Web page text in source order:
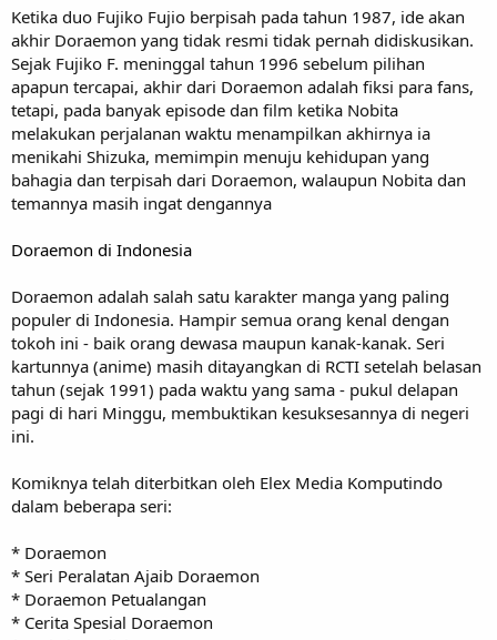
Ketika duo Fujiko Fujio berpisah pada tahun 1987, ide akan
akhir Doraemon yang tidak resmi tidak pernah didiskusikan.
Sejak Fujiko F. meninggal tahun 1996 sebelum pilihan
apapun tercapai, akhir dari Doraemon adalah fiksi para fans,
tetapi, pada banyak episode dan film ketika Nobita
melakukan perjalanan waktu menampilkan akhirnya ia
menikahi Shizuka, memimpin menuju kehidupan yang
bahagia dan terpisah dari Doraemon, walaupun Nobita dan
temannya masih ingat dengannya
Doraemon di Indonesia
Doraemon adalah salah satu karakter manga yang paling
populer di Indonesia. Hampir semua orang kenal dengan
tokoh ini - baik orang dewasa maupun kanak-kanak. Seri
kartunnya (anime) masih ditayangkan di RCTI setelah belasan
tahun (sejak 1991) pada waktu yang sama - pukul delapan
pagi di hari Minggu, membuktikan kesuksesannya di negeri
ini.
Komiknya telah diterbitkan oleh Elex Media Komputindo
dalam beberapa seri:
* Doraemon
* Seri Peralatan Ajaib Doraemon
* Doraemon Petualangan
* Cerita Spesial Doraemon